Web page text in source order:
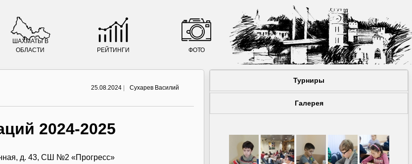
ШАХМАТЫ В
ОБЛАСТИ
РЕЙТИНГИ ФОТО
25.08.2024 Сухарев Василий
2024-2025
д. 43, СШ №2 «Прогресс»
Турниры
Галерея